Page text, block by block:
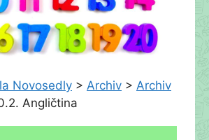
Novosedly > Archiv > Archiv
Angličtina